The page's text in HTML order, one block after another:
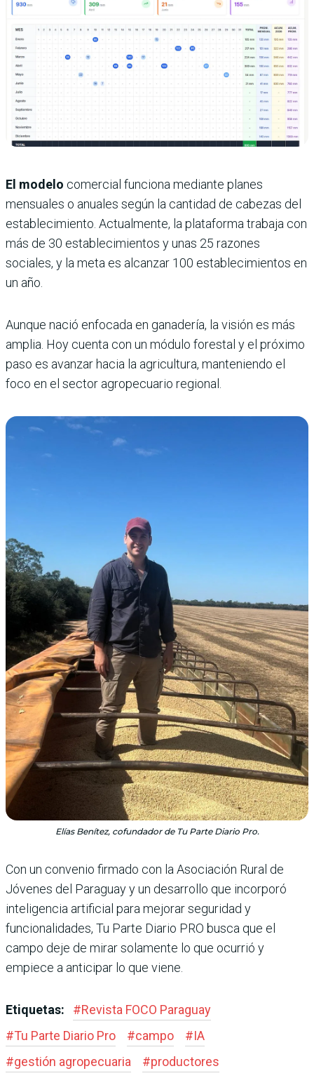
El modelo comercial funciona mediante planes
mensuales o anuales según la cantidad de cabezas del
establecimiento. Actualmente, la plataforma trabaja con
más de 30 establecimientos y unas 25 razones
sociales, y la meta es alcanzar 100 establecimientos en
un año.
Aunque nació enfocada en ganadería, la visión es más
amplia. Hoy cuenta con un módulo forestal y el próximo
paso es avanzar hacia la agricultura, manteniendo el
foco en el sector agropecuario regional.
Elías Benítez, cofundador de Tu Parte Diario Pro.
Con un convenio firmado con la Asociación Rural de
Jóvenes del Paraguay y un desarrollo que incorporó
inteligencia artificial para mejorar seguridad y
funcionalidades, Tu Parte Diario PRO busca que el
campo deje de mirar solamente lo que ocurrió y
empiece a anticipar lo que viene.
Etiquetas: #Revista FOCO Paraguay
#Tu Parte Diario Pro #campo #IA
#gestión agropecuaria #productores